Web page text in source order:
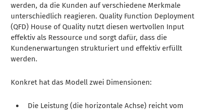
werden, da die Kunden auf verschiedene Merkmale
unterschiedlich reagieren. Quality Function Deployment
(QFD) House of Quality nutzt diesen wertvollen Input
effektiv als Ressource und sorgt dafür, dass die
Kundenerwartungen strukturiert und effektiv erfüllt
werden.
Konkret hat das Modell zwei Dimensionen:
Die Leistung (die horizontale Achse) reicht vom